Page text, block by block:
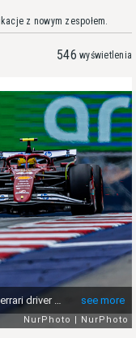
z nowym zespołem.
546 wyświetlenia